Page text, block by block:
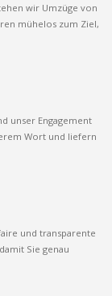
wir Umzüge von
mühelos zum Ziel,
unser Engagement
Wort und liefern
und transparente
Sie genau